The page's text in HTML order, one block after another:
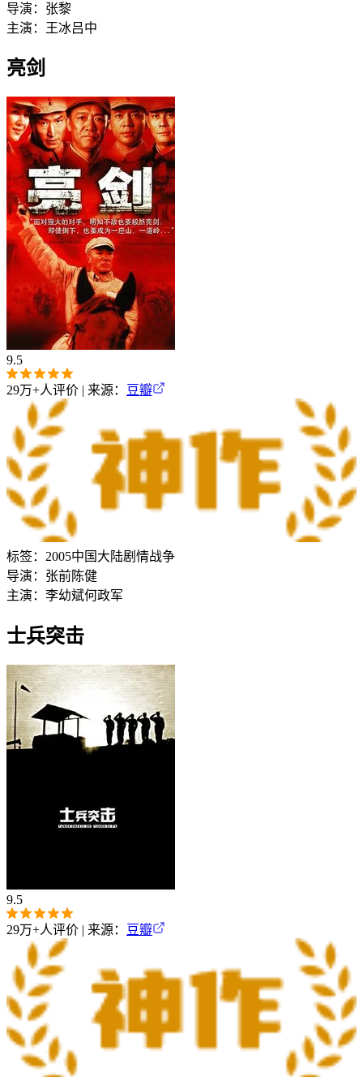
导演： 张黎
主演：
王冰吕中
亮剑
9.5
29万+人评价 | 来源： 豆瓣
标签： 2005中国大陆剧情战争
导演： 张前陈健
主演： 李幼斌何政军
士兵突击
9.5
29万+人评价 | 来源： 豆瓣